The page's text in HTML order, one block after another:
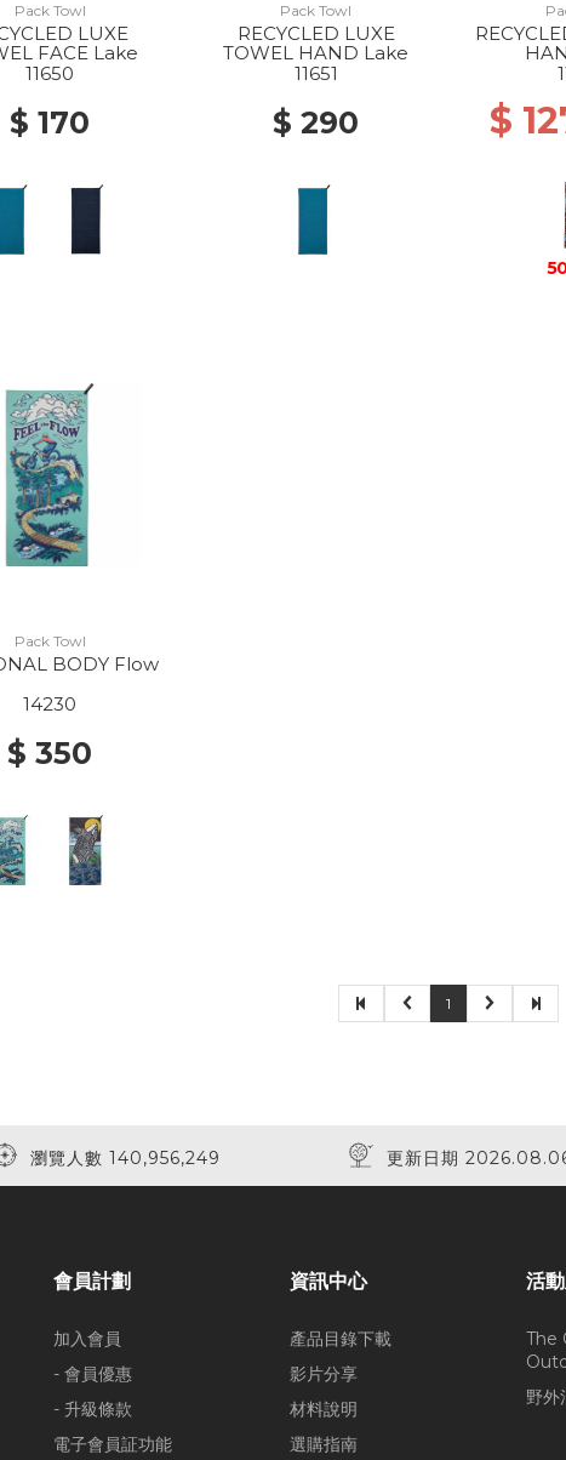
Pack Towl
LUXE
FACE Lake
11650
$ 170
Pack Towl
RECYCLED LUXE
TOWEL HAND Lake
11651
$ 290 $
Pack Towl
BODY Flow
14230
$ 350
1
瀏覽人數 140,956,249 更新日期
會員計劃
加入會員
- 會員優惠
- 升級條款
電子會員証功能
資訊中心
產品目錄下載
影片分享
材料說明
選購指南
活
The
野外